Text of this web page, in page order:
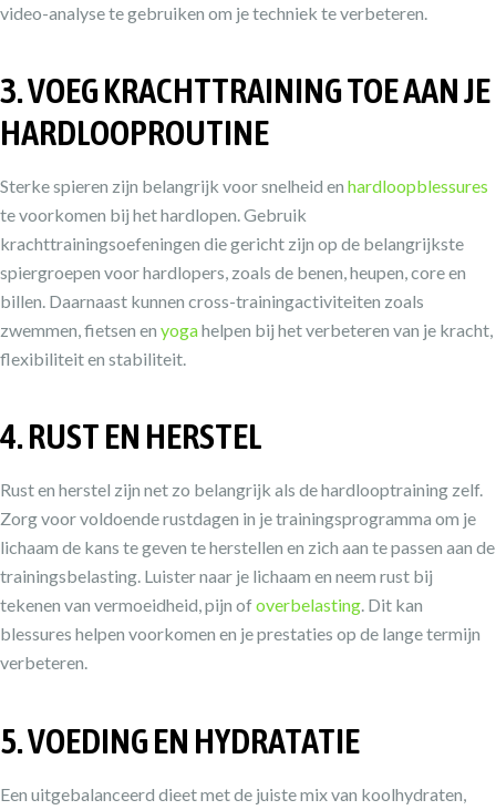
video-analyse te gebruiken om je techniek te verbeteren.
3. VOEG KRACHTTRAINING TOE AAN JE
HARDLOOPROUTINE
Sterke spieren zijn belangrijk voor snelheid en hardloopblessures
te voorkomen bij het hardlopen. Gebruik
krachttrainingsoefeningen die gericht zijn op de belangrijkste
spiergroepen voor hardlopers, zoals de benen, heupen, core en
billen. Daarnaast kunnen cross-trainingactiviteiten zoals
zwemmen, fietsen en yogahelpen bij het verbeteren van je kracht,
flexibiliteit en stabiliteit.
4. RUST EN HERSTEL
Rust en herstel zijn net zo belangrijk als de hardlooptraining zelf.
Zorg voor voldoende rustdagen in je trainingsprogramma om je
lichaam de kans te geven te herstellen en zich aan te passen aan de
trainingsbelasting. Luister naar je lichaam en neem rust bij
tekenen van vermoeidheid, pijn of overbelasting. Dit kan
blessures helpen voorkomen en je prestaties op de lange termijn
verbeteren.
5. VOEDING EN HYDRATATIE
Een uitgebalanceerd dieet met de juiste mix van koolhydraten,